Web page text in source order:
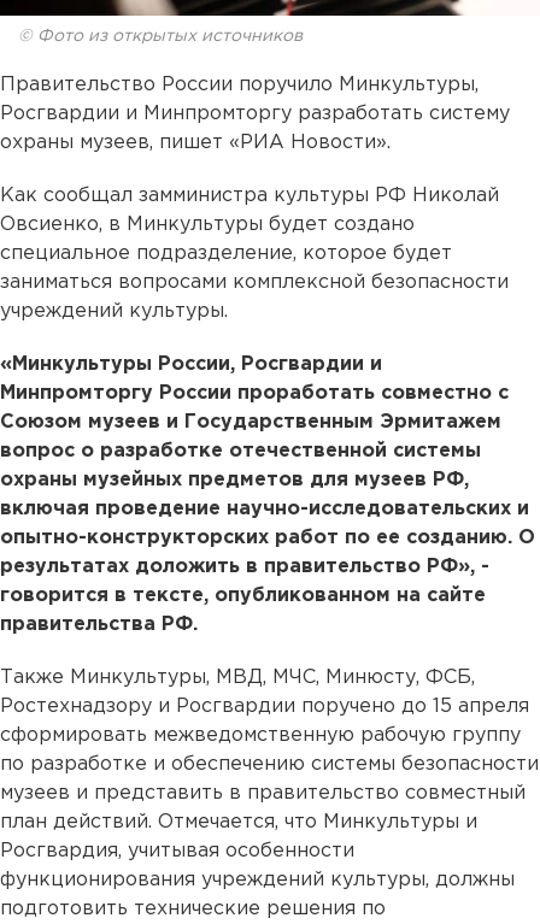
© Фото из открытых источников
Правительство России поручило Минкультуры,
Росгвардии и Минпромторгу разработать систему
охраны музеев, пишет «РИА Новости».
Как сообщал замминистра культуры РФ Николай
Овсиенко, в Минкультуры будет создано
специальное подразделение, которое будет
заниматься вопросами комплексной безопасности
учреждений культуры.
«Минкультуры России, Росгвардии и
Минпромторгу России проработать совместно с
Союзом музеев и Государственным Эрмитажем
вопрос о разработке отечественной системы
охраны музейных предметов для музеев РФ,
включая проведение научно-исследовательских и
опытно-конструкторских работ по ее созданию. О
результатах доложить в правительство РФ», -
говорится в тексте, опубликованном на сайте
правительства РФ.
Также Минкультуры, МВД, МЧС, Минюсту, ФСБ,
Ростехнадзору и Росгвардии поручено до 15 апреля
сформировать межведомственную рабочую группу
по разработке и обеспечению системы безопасности
музеев и представить в правительство совместный
план действий. Отмечается, что Минкультуры и
Росгвардия, учитывая особенности
функционирования учреждений культуры, должны
подготовить технические решения по